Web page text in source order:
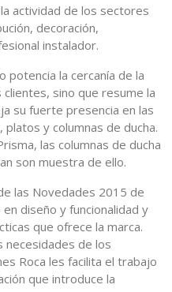
actividad de los sectores
decoración,
instalador.
potencia la cercanía de la
sino que resume la
su fuerte presencia en las
y columnas de ducha.
las columnas de ducha
son muestra de ello.
las Novedades 2015 de
diseño y funcionalidad y
que ofrece la marca.
necesidades de los
Roca les facilita el trabajo
que introduce la